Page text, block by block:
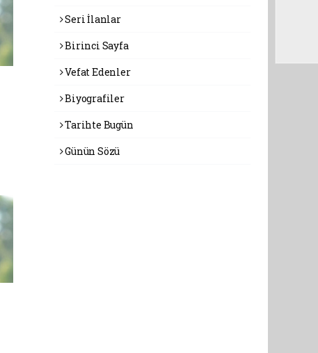
Seri İlanlar
Birinci Sayfa
Vefat Edenler
Biyografiler
Tarihte Bugün
Günün Sözü